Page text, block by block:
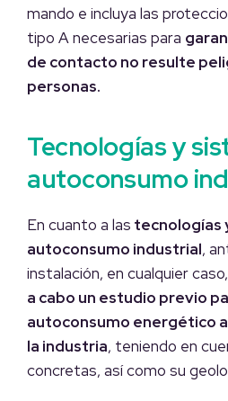
mando e incluya las
tipo A necesarias para
de contacto no resulte
personas.
Tecnologías y
autoconsumo
En cuanto a las tecnologías
autoconsumo industrial,
instalación, en cualquier caso,
a cabo un estudio previo
autoconsumo energético
la industria, teniendo en
concretas, así como su